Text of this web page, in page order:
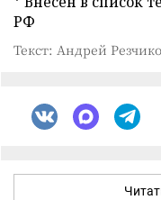
РФ
Текст: Андрей